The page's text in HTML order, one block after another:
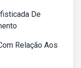
De
Relação Aos